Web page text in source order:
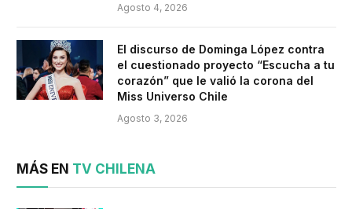
Agosto 4, 2026
El discurso de Dominga López contra
el cuestionado proyecto “Escucha a tu
corazón” que le valió la corona del
Miss Universo Chile
Agosto 3, 2026
MÁS EN TV CHILENA